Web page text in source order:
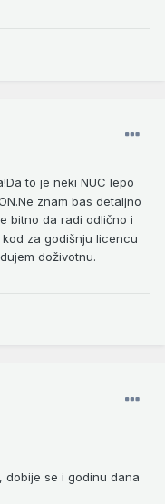
to je neki NUC lepo
znam bas detaljno
bitno da radi odlično i
kod za godišnju licencu
doživotnu.
dobije se i godinu dana